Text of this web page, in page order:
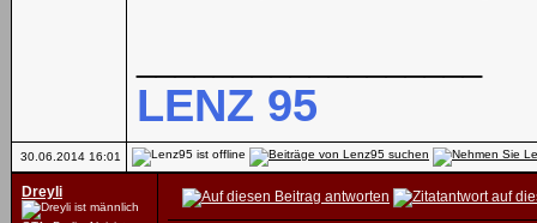
LENZ 95
30.06.2014 16:01
Dreyli